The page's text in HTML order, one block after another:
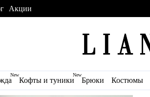
Акции
New
Кофты и туники
New
Брюки Костюмы